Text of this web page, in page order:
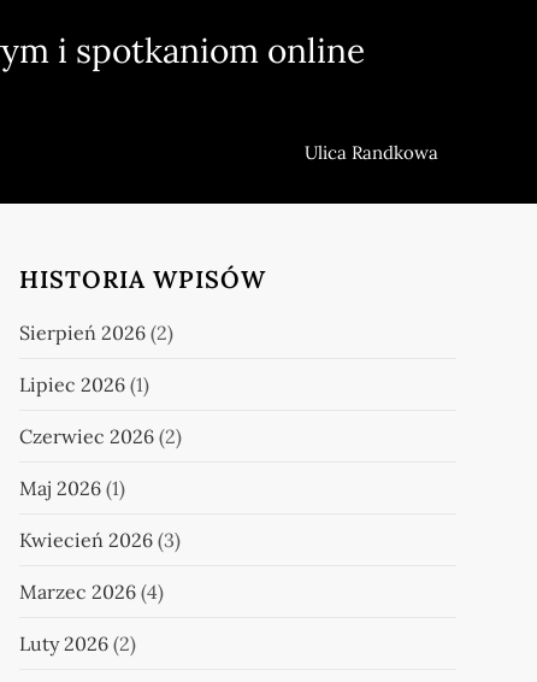
i spotkaniom online
Ulica Randkowa
HISTORIA WPISÓW
Sierpień 2026(2)
Lipiec 2026(1)
Czerwiec 2026(2)
Maj 2026(1)
Kwiecień 2026(3)
Marzec 2026(4)
Luty 2026(2)